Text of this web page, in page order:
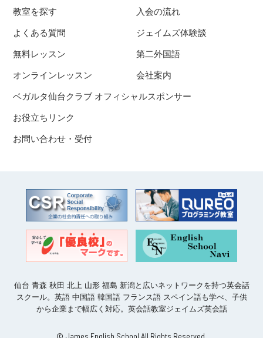
教室を探す 入会の流れ
よくある質問
無料レッスン
オンラインレッスン
ジェイムズ体験談
第二外国語
会社案内
ベガルタ仙台クラブ オフィシャルスポンサー
お役立ちリンク
お問い合わせ・受付
仙台 青森 秋田 北上 山形 福島 新潟と広いネットワークを持つ英会話
スクール。英語 中国語 韓国語 フランス語 スペイン語も学べ、子供
から企業まで幅広く対応。英会話教室ジェイムズ英会話
© James English School All Rights Reserved.